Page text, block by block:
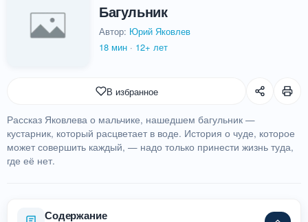
Багульник
Автор: Юрий Яковлев
18 мин · 12+ лет
Рассказ Яковлева о мальчике, нашедшем багульник —
кустарник, который расцветает в воде. История о чуде, которое
может совершить каждый, — надо только принести жизнь туда,
где её нет.
В избранное
Содержание